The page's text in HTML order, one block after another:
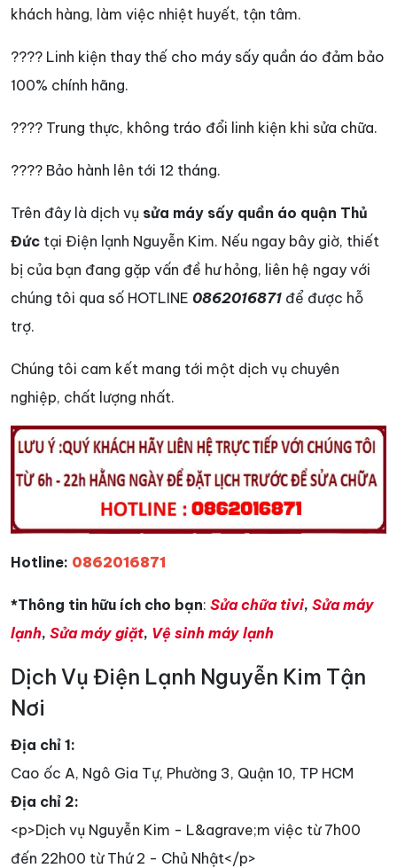
khách hàng, làm việc nhiệt huyết, tận tâm.
???? Linh kiện thay thế cho máy sấy quần áo đảm bảo
100% chính hãng.
???? Trung thực, không tráo đổi linh kiện khi sửa chữa.
???? Bảo hành lên tới 12 tháng.
Trên đây là dịch vụ sửa máy sấy quần áo quận Thủ
Đức tại Điện lạnh Nguyễn Kim. Nếu ngay bây giờ, thiết
bị của bạn đang gặp vấn đề hư hỏng, liên hệ ngay với
chúng tôi qua số HOTLINE 0862016871 để được hỗ
trợ.
Chúng tôi cam kết mang tới một dịch vụ chuyên
nghiệp, chất lượng nhất.
Hotline: 0862016871
*Thông tin hữu ích cho bạn: Sửa chữa tivi, Sửa máy
lạnh, Sửa máy giặt, Vệ sinh máy lạnh
Dịch Vụ Điện Lạnh Nguyễn Kim Tận
Nơi
Địa chỉ 1:
Cao ốc A, Ngô Gia Tự, Phường 3, Quận 10, TP HCM
Địa chỉ 2:
<p>Dịch vụ Nguyễn Kim - L&agrave;m việc từ 7h00
đến 22h00 từ Thứ 2 - Chủ Nhật</p>